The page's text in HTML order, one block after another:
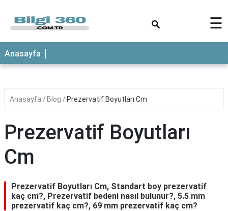
ANASAYFA
☰
Anasayfa
Anasayfa Blog Prezervatif Boyutları Cm
Prezervatif Boyutları
Cm
Prezervatif Boyutları Cm, Standart boy prezervatif
kaç cm?, Prezervatif bedeni nasıl bulunur?, 5.5 mm
prezervatif kaç cm?, 69 mm prezervatif kaç cm?